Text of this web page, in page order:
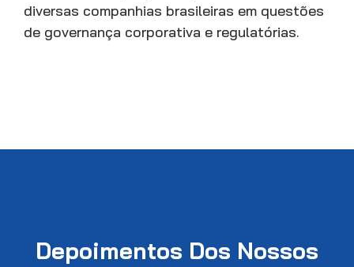
diversas companhias brasileiras em questões
de governança corporativa e regulatórias.
Depoimentos Dos Nossos